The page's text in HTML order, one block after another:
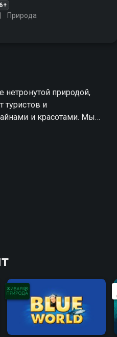
6+
Природа
нетронутой природой,
туристов и
и красотами. Мы
и научных
сериала Озеро Куйгук
в хорошем HD